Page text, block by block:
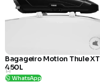
Bagageiro Motion Thule XT
450L
WhatsApp